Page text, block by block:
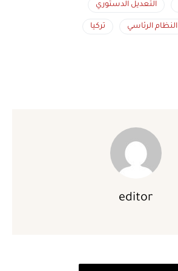
التعديل الدستوري
النظام الرئاسي تركيا
editor